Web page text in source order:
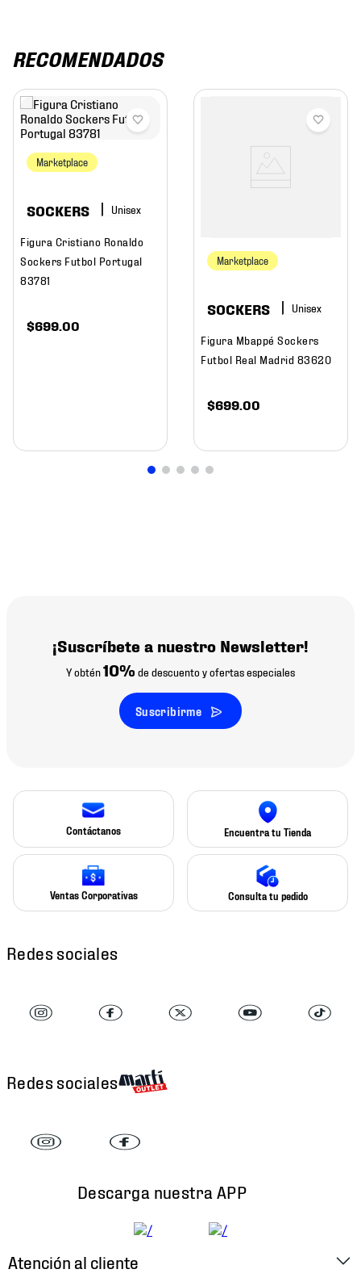
RECOMENDADOS
Marketplace
SOCKERS
Figura Cristiano Ronaldo
Sockers Futbol Portugal
83781
$699.00
Marketplace
SOCKERS
Figura Mbappé Sockers
Futbol Real Madrid 83620
$699.00
¡Suscríbete a nuestro Newsletter!
Y obtén10% de descuento y ofertas especiales
Suscribirme
Contáctanos Encuentra tu Tienda
Ventas Corporativas Consulta tu pedido
Redes sociales
Redes sociales
Descarga nuestra APP
Atención al cliente